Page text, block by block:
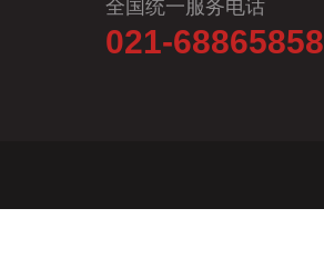
全国统一服务电话
021-68865858